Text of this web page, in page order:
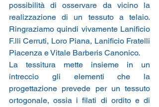
possibilità di osservare da vicino la
realizzazione di un tessuto a telaio.
Ringraziamo quindi vivamente Lanificio
F.lli Cerruti, Loro Piana, Lanificio Fratelli
Piacenza e Vitale Barberis Canonico.
La tessitura mette insieme in un
intreccio gli elementi che la
progettazione prevede per un tessuto
ortogonale, ossia i filati di ordito e di